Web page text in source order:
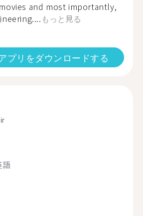
and most importantly,
もっと見る
プリをダウンロードする
語